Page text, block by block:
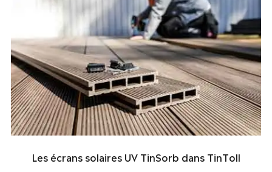
Les écrans solaires UV TinSorb dans TinToll